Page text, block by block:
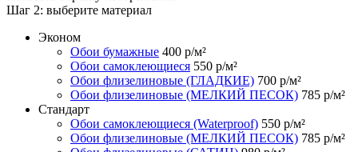
Шаг 2: выберите материал
Эконом
Обои бумажные 400 р/м²
Обои самоклеющиеся 550 р/м²
Обои флизелиновые (ГЛАДКИЕ) 700 р/м²
Обои флизелиновые (МЕЛКИЙ ПЕСОК) 785 р/м²
Стандарт
Обои самоклеющиеся (Waterproof) 550 р/м²
Обои флизелиновые (МЕЛКИЙ ПЕСОК) 785 р/м²